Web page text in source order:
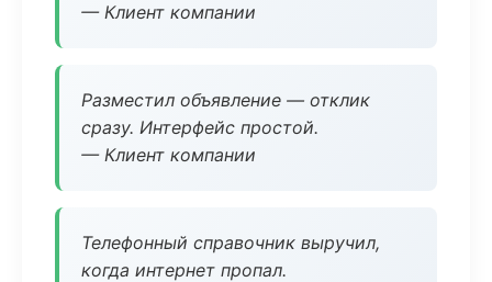
— Клиент компании
Разместил объявление — отклик
сразу. Интерфейс простой.
— Клиент компании
Телефонный справочник выручил,
когда интернет пропал.